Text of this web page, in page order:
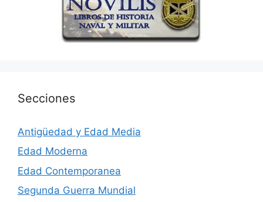
Secciones
Antigüedad y Edad Media
Edad Moderna
Edad Contemporanea
Segunda Guerra Mundial